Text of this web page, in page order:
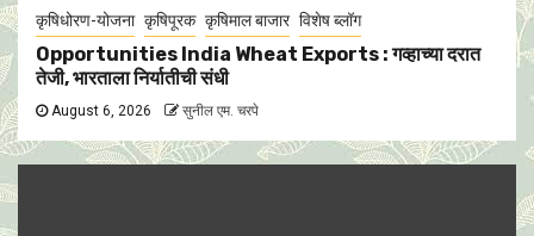
कृषिधोरण-योजना कृषिपूरक कृषिमाल बाजार विशेष ब्लॉग
Opportunities India Wheat Exports : गव्हाच्या दरात
तेजी, भारताला निर्यातीची संधी
August 6, 2026 सुनील एम. चरपे